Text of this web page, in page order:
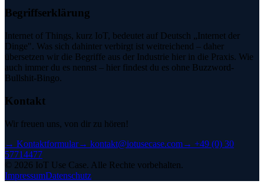
Begriffserklärung
Internet of Things, kurz IoT, bedeutet auf Deutsch „Internet der
Dinge". Was sich dahinter verbirgt ist weitreichend – daher
übersetzen wir die Begriffe aus der Industrie hier in die Praxis. Wie
auch immer du es nennst – hier findest du es ohne Buzzword-
Bullshit-Bingo.
Kontakt
Wir freuen uns, von dir zu hören!
→ Kontaktformular→ kontakt@iotusecase.com→ +49 (0) 30
57714477
© 2026 IoT Use Case. Alle Rechte vorbehalten.
ImpressumDatenschutz